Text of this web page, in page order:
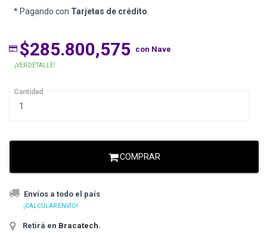
* Pagando con Tarjetas de crédito
$285.800,575 con Nave
¡VER DETALLE!
Cantidad
COMPRAR
Envíos a todo el país
¡CALCULAR ENVÍO!
Retirá en Bracatech.